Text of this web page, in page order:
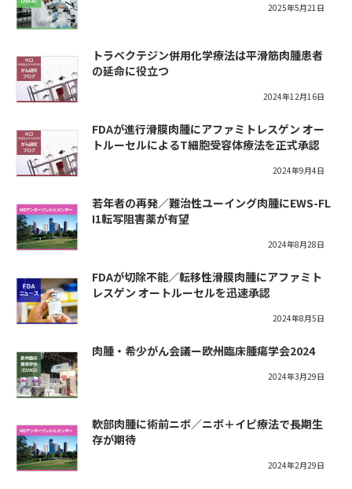
2025年5月21日
トラベクテジン併用化学療法は平滑筋肉腫患者
の延命に役立つ
2024年12月16日
FDAが進行滑膜肉腫にアファミトレスゲン オー
トルーセルによるT細胞受容体療法を正式承認
2024年9月4日
若年者の再発／難治性ユーイング肉腫にEWS-FL
I1転写阻害薬が有望
2024年8月28日
FDAが切除不能／転移性滑膜肉腫にアファミト
レスゲン オートルーセルを迅速承認
2024年8月5日
肉腫・希少がん会議ー欧州臨床腫瘍学会2024
2024年3月29日
軟部肉腫に術前ニボ／ニボ＋イピ療法で長期生
存が期待
2024年2月29日